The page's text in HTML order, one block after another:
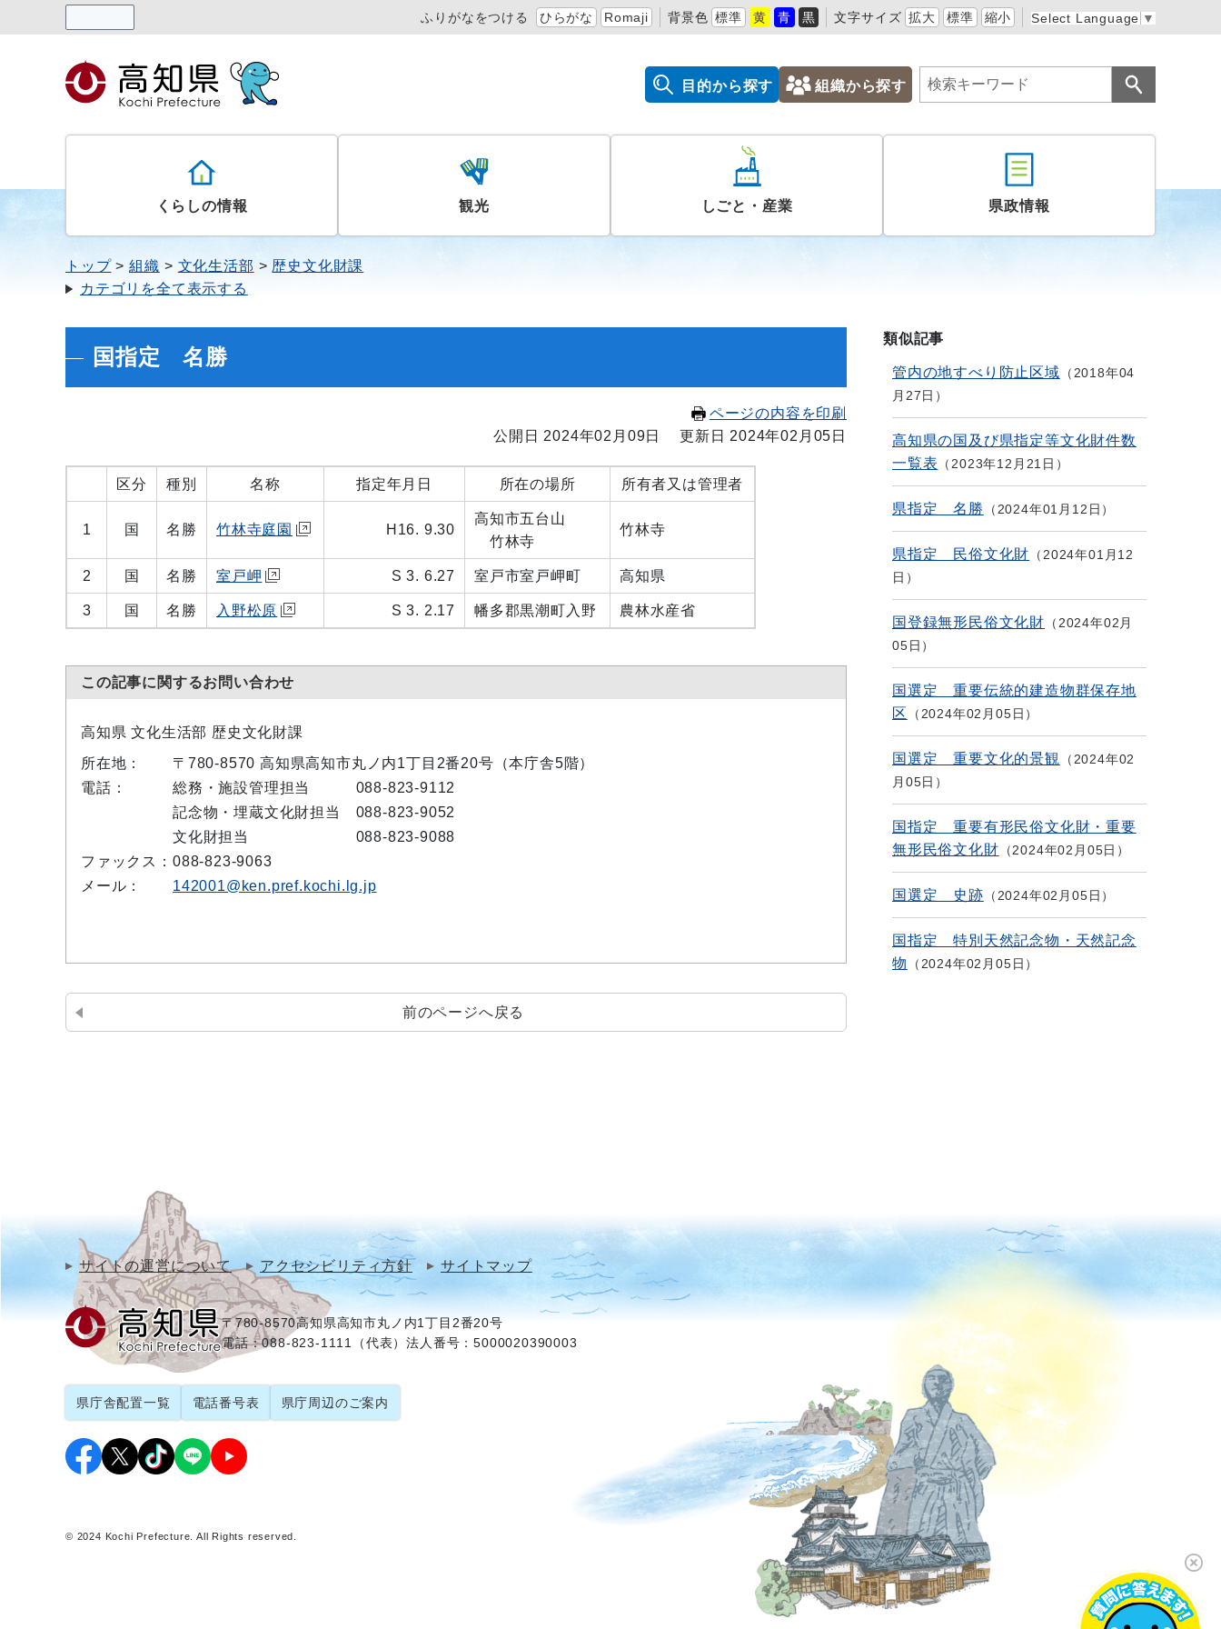
ふりがなをつける ひらがな Romaji 背景色 標準 黄 青 黒 文字サイズ 拡大 標準 縮小 Select Language ▼
目的から探す 組織から探す
くらしの情報 観光 しごと・産業 県政情報
トップ 組織 文化生活部
歴史文化財課
カテゴリを全て表示する
国指定 名勝
ページの内容を印刷
公開日 2024年02月09日
更新日 2024年02月05日
区分 種別 名称 指定年月日 所在の場所 所有者又は管理者
1 国 名勝 竹林寺庭園 H16. 9.30
高知市五台山
竹林寺
竹林寺
2 国 名勝 室戸岬 S 3. 6.27 室戸市室戸岬町 高知県
3 国 名勝 入野松原 S 3. 2.17 幡多郡黒潮町入野 農林水産省
この記事に関するお問い合わせ
高知県 文化生活部 歴史文化財課
所在地：
〒780-8570 高知県高知市丸ノ内1丁目2番20号（本庁舎5階）
電話：
総務・施設管理担当 088-823-9112
記念物・埋蔵文化財担当 088-823-9052
文化財担当 088-823-9088
ファックス： 088-823-9063
メール：
142001@ken.pref.kochi.lg.jp
前のページへ戻る
類似記事
管内の地すべり防止区域
2018年04
月27日
高知県の国及び県指定等文化財件数
一覧表
2023年12月21日
県指定 名勝 2024年01月12日
県指定 民俗文化財
2024年01月12
日
国登録無形民俗文化財
2024年02月
05日
国選定 重要伝統的建造物群保存地
区
2024年02月05日
国選定 重要文化的景観
2024年02
月05日
国指定 重要有形民俗文化財・重要
無形民俗文化財
2024年02月05日
国選定 史跡 2024年02月05日
国指定 特別天然記念物・天然記念
物
2024年02月05日
サイトの運営について アクセシビリティ方針 サイトマップ
〒780-8570高知県高知市丸ノ内1丁目2番20号
電話：088-823-1111（代表）法人番号：5000020390003
県庁舎配置一覧 電話番号表 県庁周辺のご案内
© 2024 Kochi Prefecture. All Rights reserved.